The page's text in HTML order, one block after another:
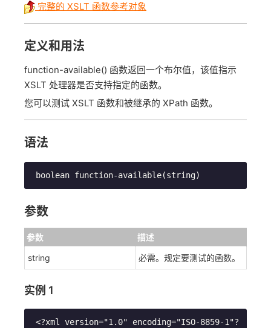
完整的 XSLT 函数参考对象
定义和用法
function-available() 函数返回一个布尔值，该值指示
XSLT 处理器是否支持指定的函数。
您可以测试 XSLT 函数和被继承的 XPath 函数。
语法
boolean function-available(string)
参数
参数
描述
string
必需。规定要测试的函数。
实例 1